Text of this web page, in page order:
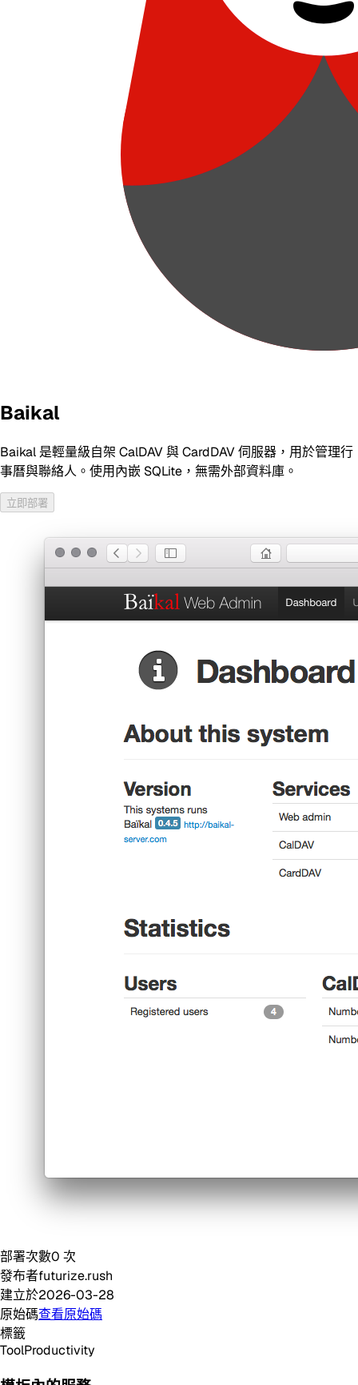
Baikal
Baikal 是輕量級自架 CalDAV 與 CardDAV 伺服器，用於管理行
事曆與聯絡人。使用內嵌 SQLite，無需外部資料庫。
立即部署
部署次數0 次
發布者futurize.rush
建立於2026-03-28
原始碼查看原始碼
標籤
ToolProductivity